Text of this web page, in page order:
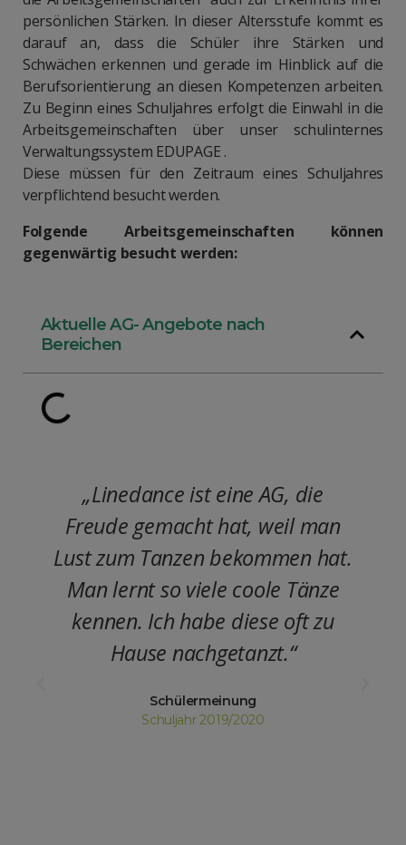
persönlichen Stärken. In dieser Altersstufe kommt es
darauf an, dass die Schüler ihre Stärken und
Schwächen erkennen und gerade im Hinblick auf die
Berufsorientierung an diesen Kompetenzen arbeiten.
Zu Beginn eines Schuljahres erfolgt die Einwahl in die
Arbeitsgemeinschaften über unser schulinternes
Verwaltungssystem EDUPAGE .
Diese müssen für den Zeitraum eines Schuljahres
verpflichtend besucht werden.
Folgende Arbeitsgemeinschaften können
gegenwärtig besucht werden:
Aktuelle AG- Angebote nach
Bereichen
„Linedance ist eine AG, die
Freude gemacht hat, weil man
Lust zum Tanzen bekommen hat.
Man lernt so viele coole Tänze
kennen. Ich habe diese oft zu
Hause nachgetanzt.“
Schülermeinung
Schuljahr 2019/2020